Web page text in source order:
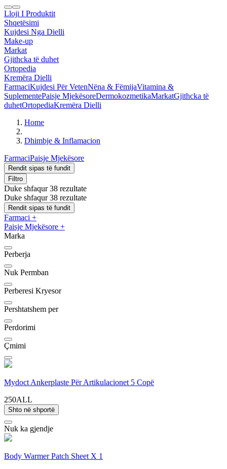
Lloji I Produktit
Shqetësimi
Kujdesi Nga Dielli
Make-up
Markat
Gjithcka të duhet
Ortopedia
Kremëra Dielli
FarmaciKujdesi Për VetenNëna & FëmijaVitamina &
SuplementePaisje MjekësoreDermokozmetikaMarkatGjithcka të
duhetOrtopediaKremëra Dielli
Home
Dhimbje & Inflamacion
FarmaciPaisje Mjekësore
Rendit sipas të fundit
Filtro
Duke shfaqur 38 rezultate
Duke shfaqur 38 rezultate
Rendit sipas të fundit
Farmaci +
Paisje Mjekësore +
Marka
Perberja
Nuk Permban
Perberesi Kryesor
Pershtatshem per
Perdorimi
Çmimi
Mydoct Ankerplaste Për Artikulacionet 5 Copë
250ALL
Shto në shportë
Nuk ka gjendje
Body Warmer Patch Sheet X 1